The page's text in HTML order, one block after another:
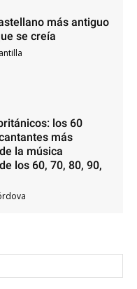
más antiguo
se creía
los 60
más
la música
los 60, 70, 80, 90,